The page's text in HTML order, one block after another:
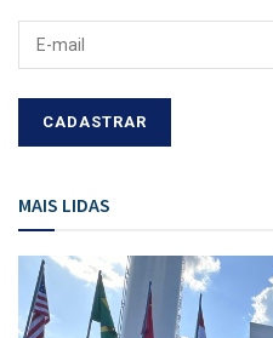
MAIS LIDAS